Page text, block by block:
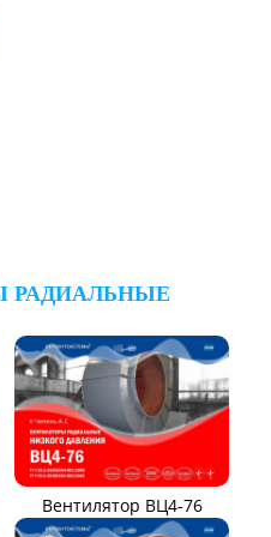
РАДИАЛЬНЫЕ
Вентилятор ВЦ4-76